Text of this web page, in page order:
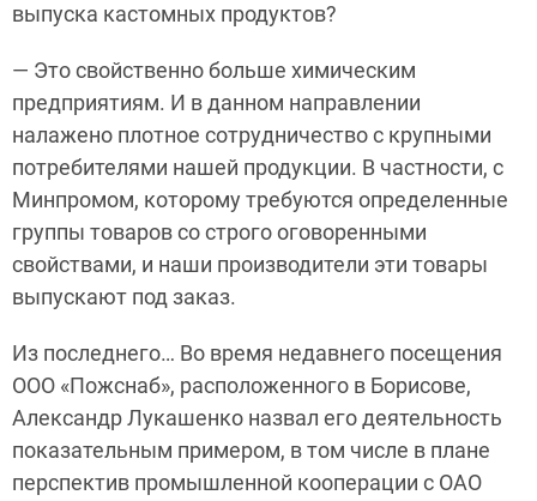
выпуска кастомных продуктов?
— Это свойственно больше химическим
предприятиям. И в данном направлении
налажено плотное сотрудничество с крупными
потребителями нашей продукции. В частности, с
Минпромом, которому требуются определенные
группы товаров со строго оговоренными
свойствами, и наши производители эти товары
выпускают под заказ.
Из последнего… Во время недавнего посещения
ООО «Пожснаб», расположенного в Борисове,
Александр Лукашенко назвал его деятельность
показательным примером, в том числе в плане
перспектив промышленной кооперации с ОАО